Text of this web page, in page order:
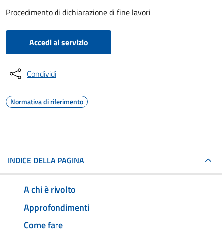
Procedimento di dichiarazione di fine lavori
Accedi al servizio
Condividi
Normativa di riferimento
INDICE DELLA PAGINA
A chi è rivolto
Approfondimenti
Come fare